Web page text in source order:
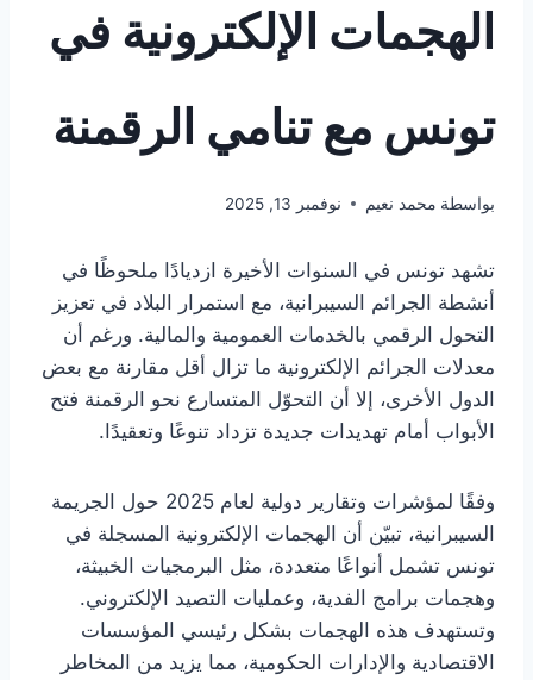
الهجمات الإلكترونية في
تونس مع تنامي الرقمنة
بواسطة محمد نعيم نوفمبر 13, 2025
تشهد تونس في السنوات الأخيرة ازديادًا ملحوظًا في
أنشطة الجرائم السيبرانية، مع استمرار البلاد في تعزيز
التحول الرقمي بالخدمات العمومية والمالية. ورغم أن
معدلات الجرائم الإلكترونية ما تزال أقل مقارنة مع بعض
الدول الأخرى، إلا أن التحوّل المتسارع نحو الرقمنة فتح
الأبواب أمام تهديدات جديدة تزداد تنوعًا وتعقيدًا.
وفقًا لمؤشرات وتقارير دولية لعام 2025 حول الجريمة
السيبرانية، تبيّن أن الهجمات الإلكترونية المسجلة في
تونس تشمل أنواعًا متعددة، مثل البرمجيات الخبيثة،
وهجمات برامج الفدية، وعمليات التصيد الإلكتروني.
وتستهدف هذه الهجمات بشكل رئيسي المؤسسات
الاقتصادية والإدارات الحكومية، مما يزيد من المخاطر